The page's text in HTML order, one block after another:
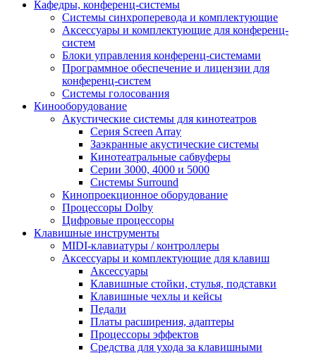
Кафедры, конференц-системы
Cистемы синхроперевода и комплектующие
Аксессуары и комплектующие для конференц-
систем
Блоки управления конференц-системами
Программное обеспечение и лицензии для
конференц-систем
Системы голосования
Кинооборудование
Акустические системы для кинотеатров
Cерия Screen Array
Заэкранные акустические системы
Кинотеатральные сабвуферы
Серии 3000, 4000 и 5000
Системы Surround
Кинопроекционное оборудование
Процессоры Dolby
Цифровые процессоры
Клавишные инструменты
MIDI-клавиатуры / контроллеры
Аксессуары и комплектующие для клавиш
Аксессуары
Клавишные стойки, стулья, подставки
Клавишные чехлы и кейсы
Педали
Платы расширения, адаптеры
Процессоры эффектов
Средства для ухода за клавишными